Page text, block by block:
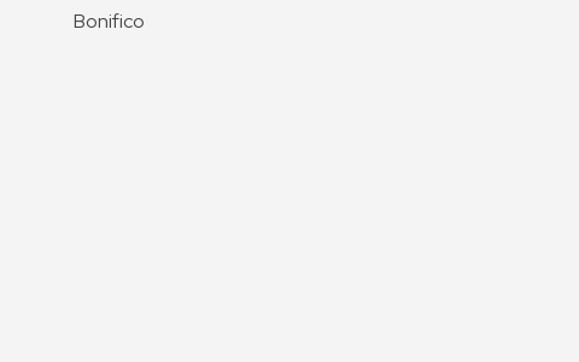
Bonifico